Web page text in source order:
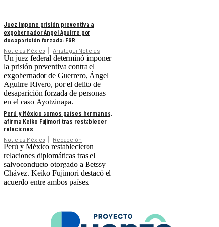
Juez impone prisión preventiva a
exgobernador Ángel Aguirre por
desaparición forzada: FGR
Noticias México Aristegui Noticias
Un juez federal determinó imponer
la prisión preventiva contra el
exgobernador de Guerrero, Ángel
Aguirre Rivero, por el delito de
desaparición forzada de personas
en el caso Ayotzinapa.
Perú y México somos países hermanos,
afirma Keiko Fujimori tras restablecer
relaciones
Noticias México Redacción
Perú y México restablecieron
relaciones diplomáticas tras el
salvoconducto otorgado a Betssy
Chávez. Keiko Fujimori destacó el
acuerdo entre ambos países.